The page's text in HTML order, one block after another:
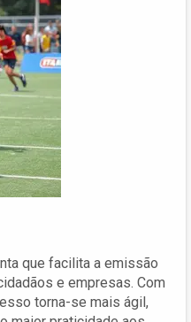
que facilita a emissão
e empresas. Com
torna-se mais ágil,